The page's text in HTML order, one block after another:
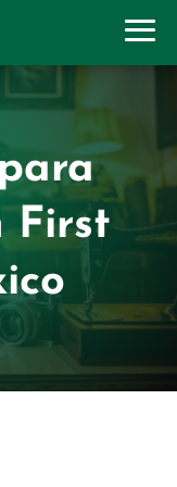
First